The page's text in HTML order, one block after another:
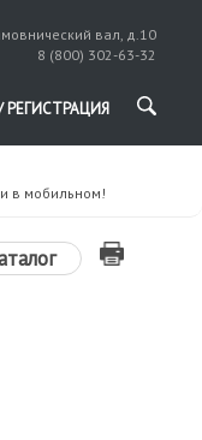
вал, д.10
8 (800) 302-63-32
РЕГИСТРАЦИЯ
в мобильном!